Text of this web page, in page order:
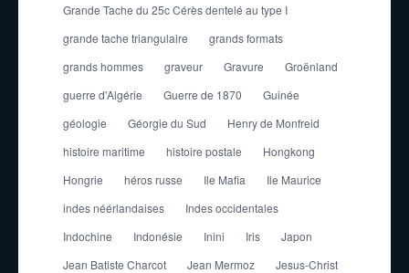
Grande Tache du 25c Cérès dentelé au type I
grande tache triangulaire
grands formats
grands hommes
graveur Gravure
Groënland
guerre d'Algérie
Guerre de 1870
Guinée
géologie
Géorgie du Sud
Henry de Monfreid
histoire maritime
histoire postale
Hongkong
Hongrie
héros russe Ile Mafia
Ile Maurice
indes néérlandaises
Indes occidentales
Indochine
Indonésie Inini Iris
Japon
Jean Batiste Charcot
Jean Mermoz
Jesus-Christ